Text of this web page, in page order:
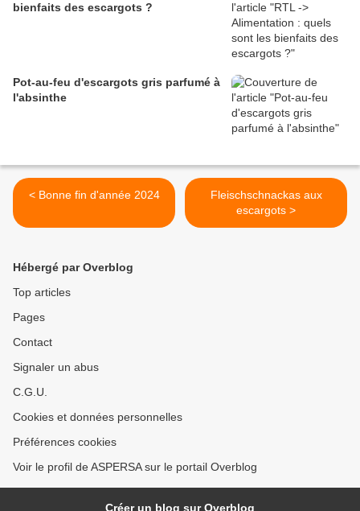
bienfaits des escargots ?
Pot-au-feu d'escargots gris parfumé à
l'absinthe
< Bonne fin d'année 2024
Fleischschnackas aux
escargots >
Hébergé par Overblog
Top articles
Pages
Contact
Signaler un abus
C.G.U.
Cookies et données personnelles
Préférences cookies
Voir le profil de ASPERSA sur le portail Overblog
Créer un blog sur Overblog